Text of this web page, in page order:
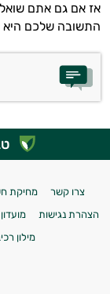
אז אם גם אתם
התשובה שלכם היא
צרו קשר מחיקת
הצהרת נגישות
מילון